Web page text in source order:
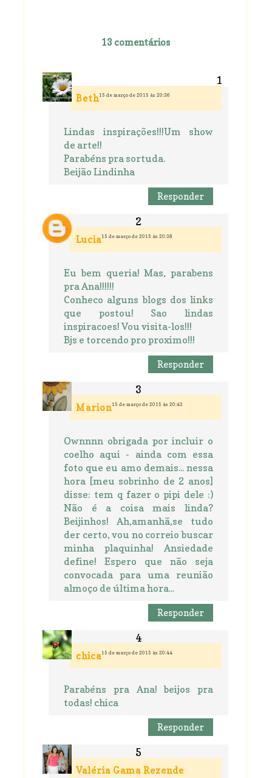
13 comentários
Beth15 de março de 2015 às 20:36
Lindas inspirações!!!Um show
de arte!!
Parabéns pra sortuda.
Beijão Lindinha
Responder
Lucia15 de março de 2015 às 20:38
Eu bem queria! Mas, parabens
pra Ana!!!!!!
Conheco alguns blogs dos links
que postou! Sao lindas
inspiracoes! Vou visita-los!!!
Bjs e torcendo pro proximo!!!
Responder
Marion15 de março de 2015 às 20:43
Ownnnn obrigada por incluir o
coelho aqui - ainda com essa
foto que eu amo demais... nessa
hora [meu sobrinho de 2 anos]
disse: tem q fazer o pipi dele :)
Não é a coisa mais linda?
Beijinhos! Ah,amanhã,se tudo
der certo, vou no correio buscar
minha plaquinha! Ansiedade
define! Espero que não seja
convocada para uma reunião
almoço de última hora...
Responder
chica15 de março de 2015 às 20:44
Parabéns pra Ana! beijos pra
todas! chica
Responder
Valéria Gama Rezende